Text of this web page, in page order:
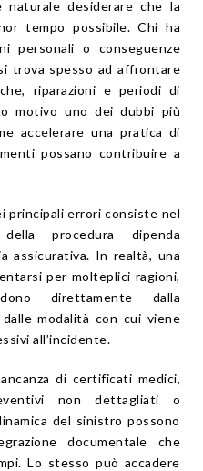
desiderare che la
tempo possibile. Chi ha
personali o conseguenze
trova spesso ad affrontare
riparazioni e periodi di
motivo uno dei dubbi più
accelerare una pratica di
possano contribuire a
principali errori consiste nel
procedura dipenda
assicurativa. In realtà, una
per molteplici ragioni,
direttamente dalla
modalità con cui viene
all’incidente.
di certificati medici,
non dettagliati o
del sinistro possono
documentale che
Lo stesso può accadere